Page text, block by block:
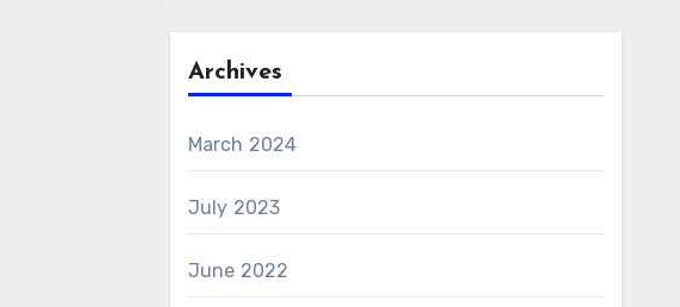
Archives
March 2024
July 2023
June 2022